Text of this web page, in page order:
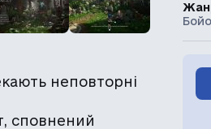
неповторні
сповнений